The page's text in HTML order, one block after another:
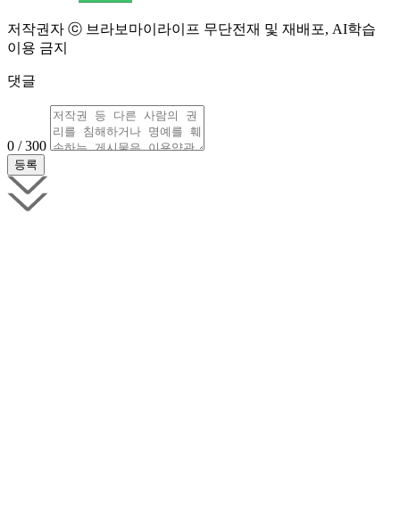
저작권자 ⓒ 브라보마이라이프 무단전재 및 재배포, AI학습
이용 금지
댓글
0 / 300